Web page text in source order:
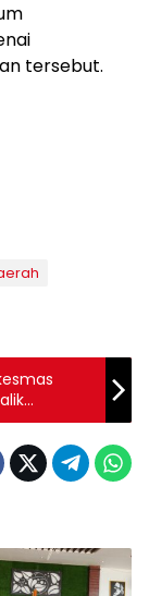
tersebut.